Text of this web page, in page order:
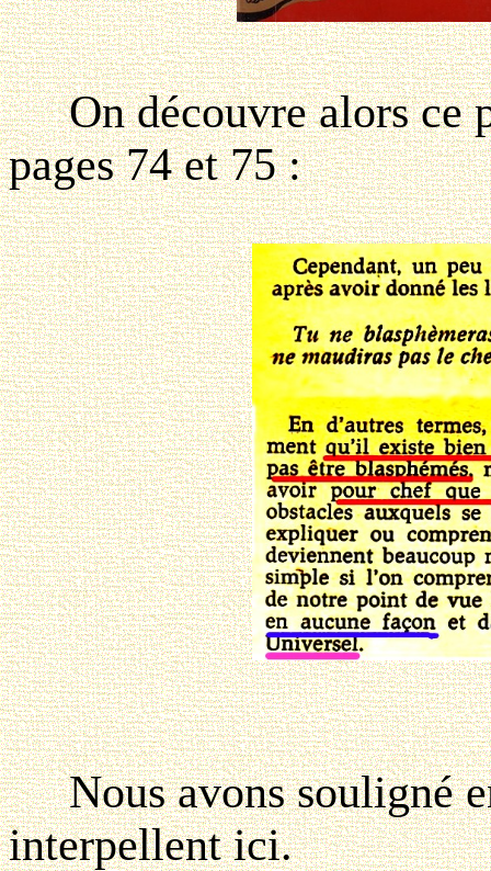
On découvre alors ce
pages 74 et 75 :
Nous avons souligné
interpellent ici.